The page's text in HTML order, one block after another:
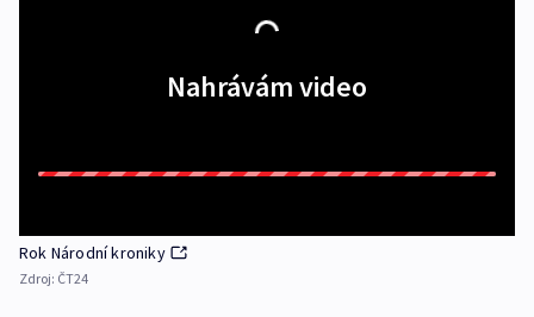
Nahrávám video
Rok Národní kroniky
Zdroj: ČT24